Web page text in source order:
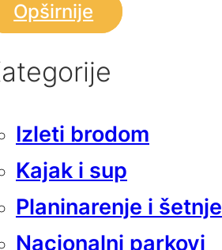
Opširnije
Izleti brodom
Kajak i sup
Planinarenje i šetnje
Nacionalni parkovi